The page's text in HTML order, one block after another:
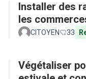
Installer des
les
CITOYEN 33
Végétaliser